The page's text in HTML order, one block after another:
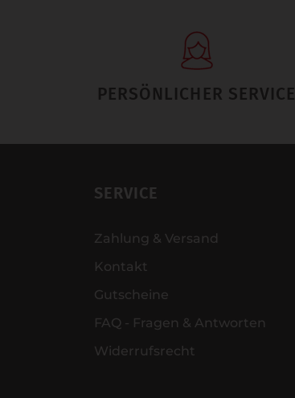
PERSÖNLICHER SERVICE
SERVICE
Zahlung & Versand
Kontakt
Gutscheine
FAQ - Fragen & Antworten
Widerrufsrecht